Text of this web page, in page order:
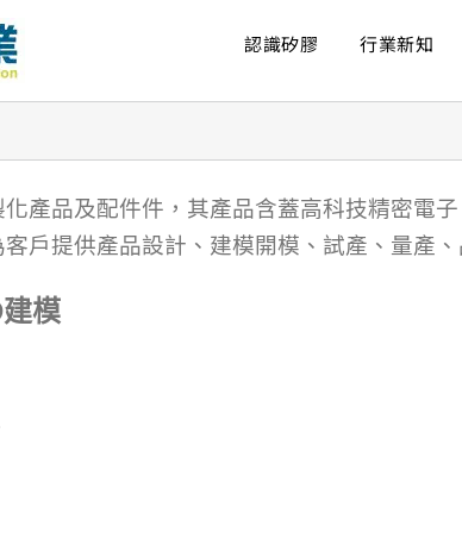
認識矽膠 行業新知
產品及配件件，其產品含蓋高科技精密電
戶提供產品設計、建模開模、試產、量產
模